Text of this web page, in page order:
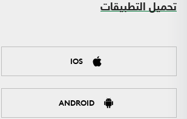
تحميل التطبيقات
IOS
ANDROID